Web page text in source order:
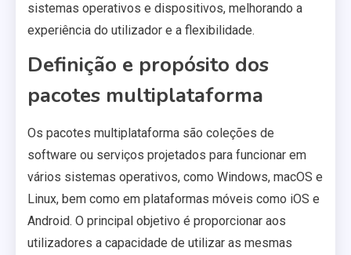
sistemas operativos e dispositivos, melhorando a
experiência do utilizador e a flexibilidade.
Definição e propósito dos
pacotes multiplataforma
Os pacotes multiplataforma são coleções de
software ou serviços projetados para funcionar em
vários sistemas operativos, como Windows, macOS e
Linux, bem como em plataformas móveis como iOS e
Android. O principal objetivo é proporcionar aos
utilizadores a capacidade de utilizar as mesmas